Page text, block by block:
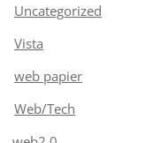
Uncategorized
Vista
web papier
Web/Tech